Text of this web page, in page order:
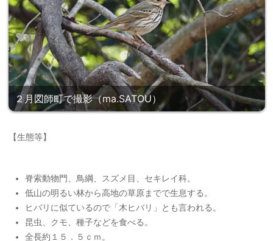
２月図師町で撮影（ma.SATOU）
【生態等】
脊索動物門、鳥綱、スズメ目、セキレイ科。
低山の明るい林から高地の草原までで生息する。
ヒバリに似ているので「木ヒバリ」とも言われる。
昆虫、クモ、種子などを食べる。
全長約１５．５ｃｍ。